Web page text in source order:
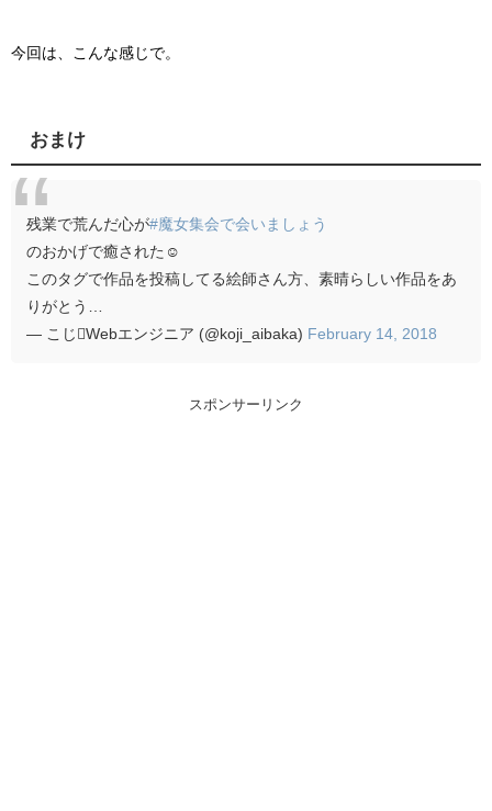
今回は、こんな感じで。
おまけ
残業で荒んだ心が#魔女集会で会いましょう
のおかげで癒された☺️
このタグで作品を投稿してる絵師さん方、素晴らしい作品をあ
りがとう…
— こじWebエンジニア (@koji_aibaka) February 14, 2018
スポンサーリンク